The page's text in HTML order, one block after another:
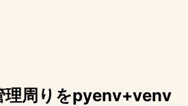
理周りをpyenv+venv